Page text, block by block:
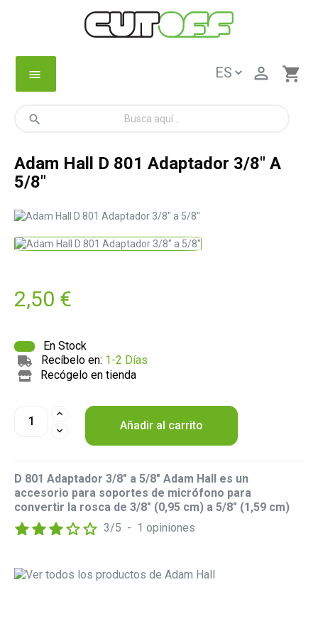
menu shopping_cart

search
Adam Hall D 801 Adaptador 3/8" A
5/8"
2,50 €
En Stock
Recíbelo en: 1-2 Días
Recógelo en tienda
Añadir al carrito
D 801 Adaptador 3/8" a 5/8" Adam Hall es un
accesorio para soportes de micrófono para
convertir la rosca de 3/8" (0,95 cm) a 5/8" (1,59 cm)
3/5 - 1 opiniones